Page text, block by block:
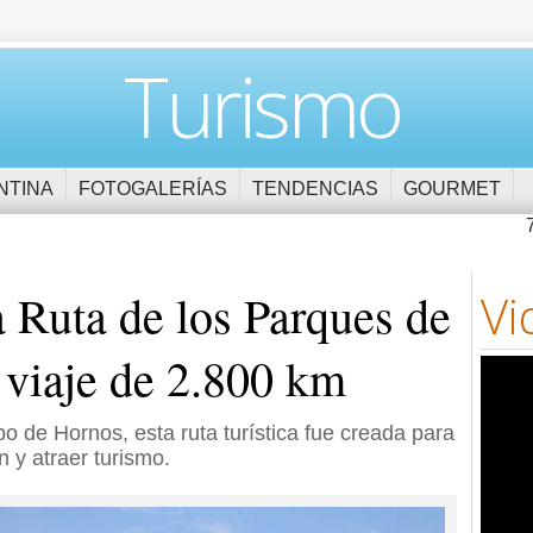
Turismo
FOTOGALERÍAS TENDENCIAS
GOURMET
de los Parques de
de 2.800 km
de Hornos, esta ruta turística fue creada para
y atraer turismo.